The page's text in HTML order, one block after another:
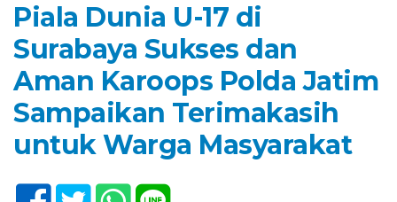
Piala Dunia U-17 di
Surabaya Sukses dan
Aman Karoops Polda Jatim
Sampaikan Terimakasih
untuk Warga Masyarakat